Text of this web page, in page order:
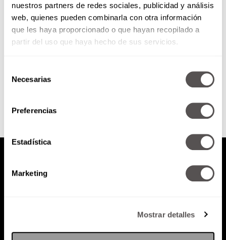
nuestros partners de redes sociales, publicidad y análisis
web, quienes pueden combinarla con otra información
que les haya proporcionado o que hayan recopilado a
partir del uso que haya hecho de sus servicios.
Necesarias
Preferencias
Estadística
Marketing
Mostrar detalles
Olvídate del otro álbum y mira
éste del ilustrador rumano Daniel
Nyari. Pon a prueba a todos
aquellos que dicen...
Política de Privacidad
PODCAST RADIO MARTHA EVENTOS